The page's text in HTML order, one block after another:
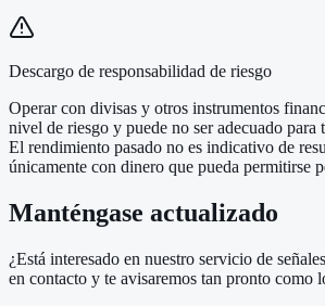
Descargo de responsabilidad de riesgo
Operar con divisas y otros instrumentos
nivel de riesgo y puede no ser adecuado para
El rendimiento pasado no es indicativo de
únicamente con dinero que pueda permitirse
Manténgase actualizado
¿Está interesado en nuestro servicio de
en contacto y te avisaremos tan pronto como